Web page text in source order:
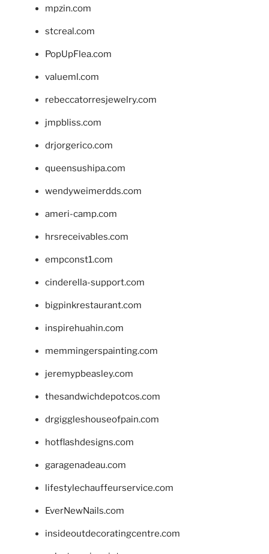
mpzin.com
stcreal.com
PopUpFlea.com
valueml.com
rebeccatorresjewelry.com
jmpbliss.com
drjorgerico.com
queensushipa.com
wendyweimerdds.com
ameri-camp.com
hrsreceivables.com
empconst1.com
cinderella-support.com
bigpinkrestaurant.com
inspirehuahin.com
memmingerspainting.com
jeremypbeasley.com
thesandwichdepotcos.com
drgiggleshouseofpain.com
hotflashdesigns.com
garagenadeau.com
lifestylechauffeurservice.com
EverNewNails.com
insideoutdecoratingcentre.com